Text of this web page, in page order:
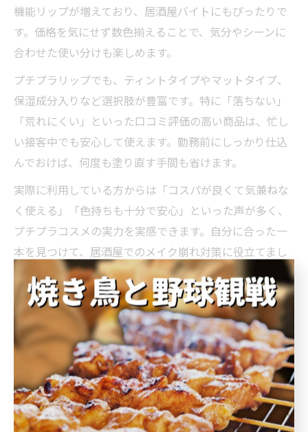
機能リップが増えており、居酒屋バイトにもぴったりで
す。価格を気にせず数色揃えることで、気分やシーンに
合わせた使い分けも楽しめます。
プチプラリップでも、ティントタイプやマットタイプ、
保湿成分入りなど選択肢が豊富です。特に「落ちない」
「荒れにくい」といった口コミ評価の高い商品は、忙し
い接客中でも安心して使えます。勤務前にしっかり仕込
んでおけば、何度も塗り直す手間も省けます。
実際に利用している方からは「コスパが良くて気兼ねな
く使える」「色持ちも十分で安心」といった声が多く、
プチプラコスメの実力を実感できます。自分に合った一
本を見つけて、居酒屋でのメイク崩れ対策に役立てまし
ょう。
清潔感アップを叶える居酒屋向け
コスメ術
居酒屋勤務で清潔感を出すコスメの選び方